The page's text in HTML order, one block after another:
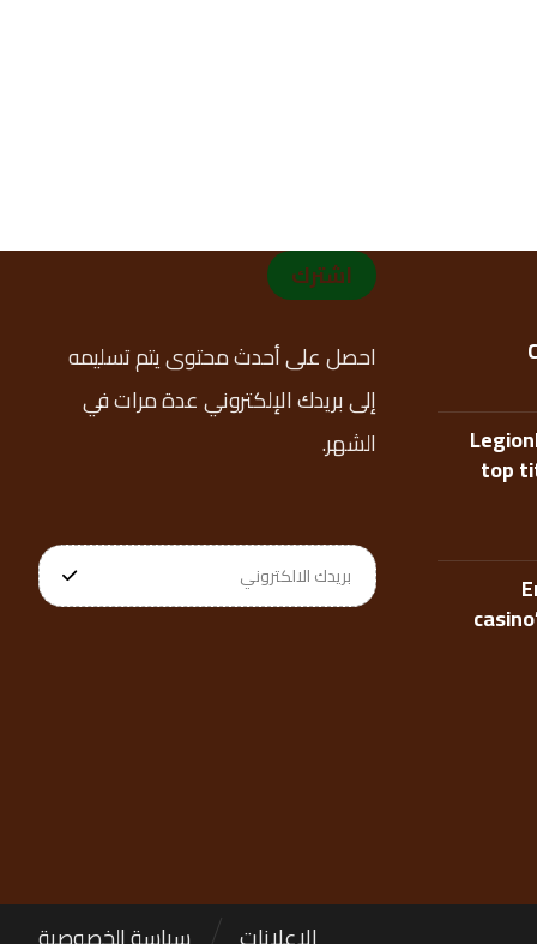
top
اشترك
احصل على أحدث محتوى يتم تسليمه
إلى بريدك الإلكتروني عدة مرات في
الشهر.